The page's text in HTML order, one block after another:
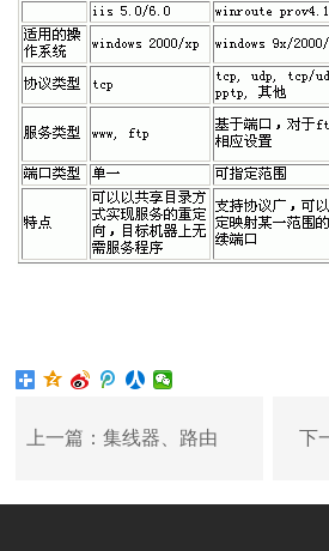
上一篇：集线器、路由 下